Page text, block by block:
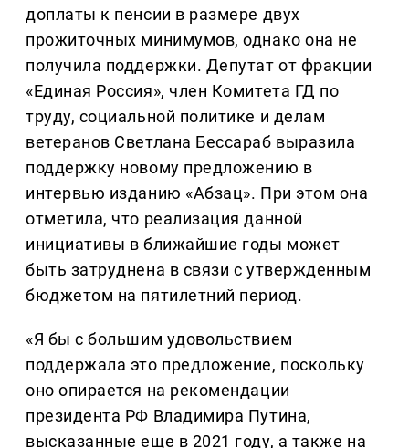
доплаты к пенсии в размере двух
прожиточных минимумов, однако она не
получила поддержки. Депутат от фракции
«Единая Россия», член Комитета ГД по
труду, социальной политике и делам
ветеранов Светлана Бессараб выразила
поддержку новому предложению в
интервью изданию «Абзац». При этом она
отметила, что реализация данной
инициативы в ближайшие годы может
быть затруднена в связи с утвержденным
бюджетом на пятилетний период.
«Я бы с большим удовольствием
поддержала это предложение, поскольку
оно опирается на рекомендации
президента РФ Владимира Путина,
высказанные еще в 2021 году, а также на